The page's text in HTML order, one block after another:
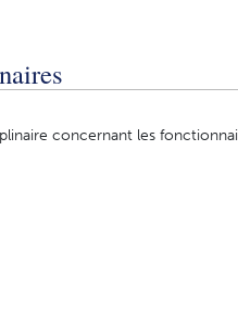
concernant les